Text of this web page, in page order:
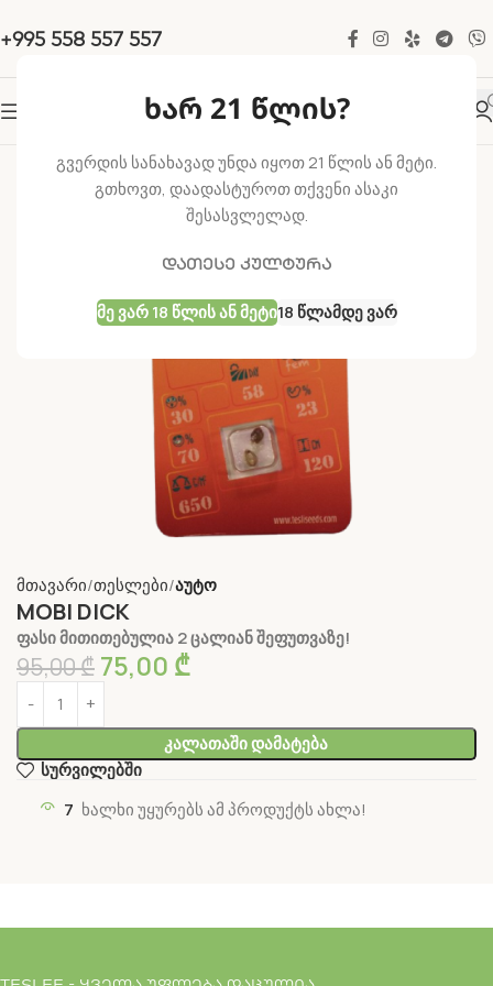
ხარ 21 წლის?
გვერდის სანახავად უნდა იყოთ 21 წლის ან მეტი.
გთხოვთ, დაადასტუროთ თქვენი ასაკი
შესასვლელად.
დათესე კულტურა
Მე Ვარ 18 Წლის Ან Მეტი18 Წლამდე Ვარ
+995 558 557 557
მთავარი თესლები აუტო
MOBI DICK
ფასი მითითებულია 2 ცალიან შეფუთვაზე!
95,00₾ 75,00 ₾
Კალათაში Დამატება
სურვილებში
7 ხალხი უყურებს ამ პროდუქტს ახლა!